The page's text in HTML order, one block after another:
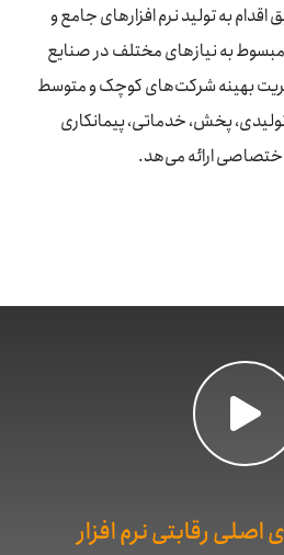
به تولید نرم افزارهای جامع و
مبسوط به نیازهای مختلف در صنایع
بهینه شرکت‌های کوچک و متوسط
پخش، خدماتی، پیمانکاری
ارائه می‌هد.
رقابتی نرم افزار